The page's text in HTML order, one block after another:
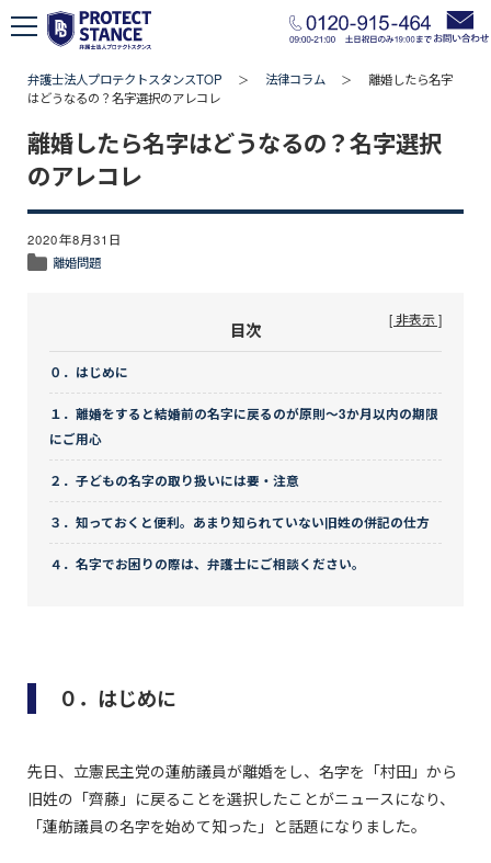
弁護士法人プロテクトスタンスTOP ＞ 法律コラム ＞
離婚したら名字
はどうなるの？名字選択のアレコレ
離婚したら名字はどうなるの？名字選択
のアレコレ
2020年8月31日
離婚問題
目次
０．はじめに
１．離婚をすると結婚前の名字に戻るのが原則～3か月以内の期限
にご用心
２．子どもの名字の取り扱いには要・注意
３．知っておくと便利。あまり知られていない旧姓の併記の仕方
４．名字でお困りの際は、弁護士にご相談ください。
[ 非表示 ]
０．はじめに
先日、立憲民主党の蓮舫議員が離婚をし、名字を「村田」から
旧姓の「齊藤」に戻ることを選択したことがニュースになり、
「蓮舫議員の名字を始めて知った」と話題になりました。